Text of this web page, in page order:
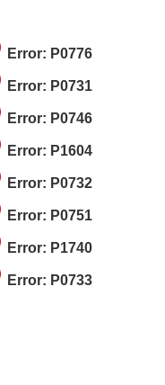
Error: P0776
Error: P0731
Error: P0746
Error: P1604
Error: P0732
Error: P0751
Error: P1740
Error: P0733